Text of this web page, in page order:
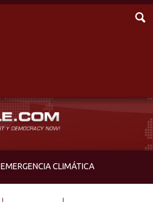
EMERGENCIA CLIMÁTICA